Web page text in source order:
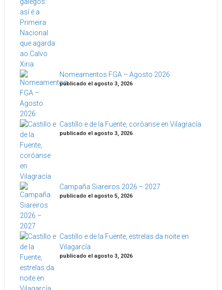
Nomeamentos FGA – Agosto 2026
publicado el agosto 3, 2026
Castillo e de la Fuente, coróanse en Vilagracía
publicado el agosto 3, 2026
Campaña Siareiros 2026 – 2027
publicado el agosto 5, 2026
Castillo e de la Fuente, estrelas da noite en
Vilagarcía
publicado el agosto 3, 2026